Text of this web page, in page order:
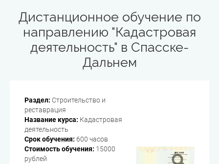
Дистанционное обучение по
направлению "Кадастровая
деятельность" в Спасске-
Дальнем
Раздел: Строительство и
реставрация
Название курса: Кадастровая
деятельность
Срок обучения: 600 часов
Стоимость обучения: 15000
рублей